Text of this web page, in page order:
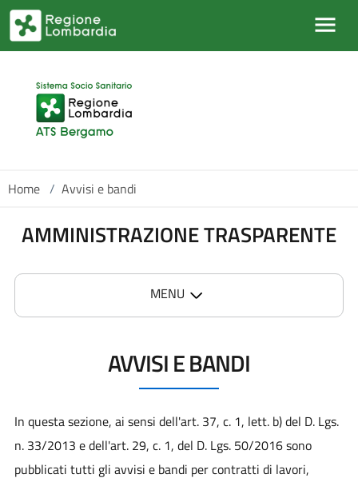
Salta al contenuto principale
Home / Avvisi e bandi
AMMINISTRAZIONE TRASPARENTE
MENU
AVVISI E BANDI
In questa sezione, ai sensi dell'art. 37, c. 1, lett. b) del D. Lgs.
n. 33/2013 e dell'art. 29, c. 1, del D. Lgs. 50/2016 sono
pubblicati tutti gli avvisi e bandi per contratti di lavori,